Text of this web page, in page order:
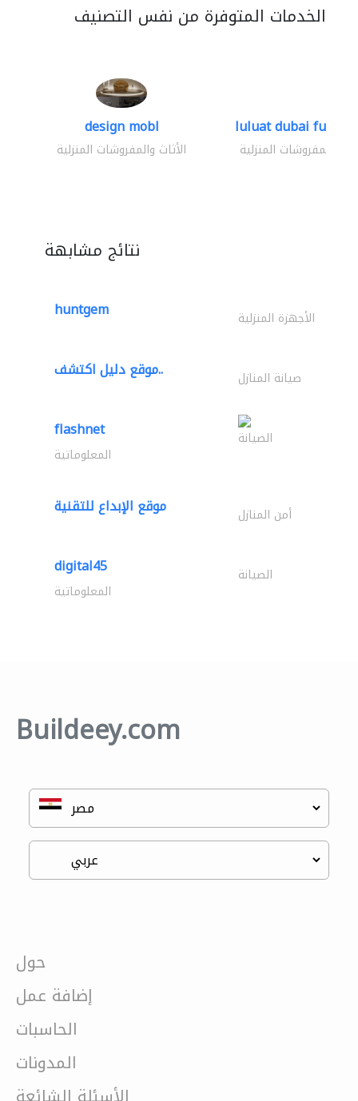
الخدمات المتوفرة من نفس التصنيف
design mobl
الأثاث والمفروشات المنزلية
luluat dubai
والمفروشات المنزلية
نتائج مشابهة
huntgem الأجهزة المنزلية
موقع دليل اكتشف.. صيانة المنازل
flashnet الصيانة
المعلوماتية
موقع الإبداع للتقنية أمن المنازل
digital45 الصيانة
المعلوماتية
Buildeey.com
حول
إضافة عمل
الحاسبات
المدونات